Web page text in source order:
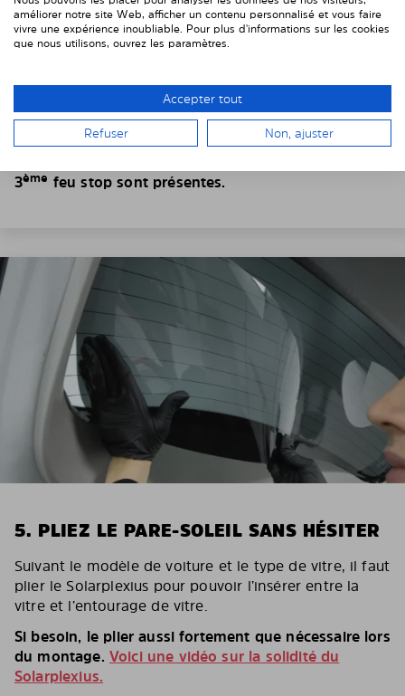
4. PLACER LE PARE-SOLEIL
garniture de vitre (qui est en plastique, joint ou tôle
suivant votre voiture).
Sur certains véhicules, des découpes pour les
3ème feu stop sont présentes.
5. PLIEZ LE PARE-SOLEIL SANS HÉSITER
Suivant le modèle de voiture et le type de vitre, il faut
plier le Solarplexius pour pouvoir l’insérer entre la
vitre et l’entourage de vitre.
Si besoin, le plier aussi fortement que nécessaire lors
du montage. Voici une vidéo sur la solidité du
Solarplexius.
améliorer notre site Web, afficher un contenu personnalisé et vous faire
vivre une expérience inoubliable. Pour plus d'informations sur les cookies
que nous utilisons, ouvrez les paramètres.
Accepter tout
Refuser Non, ajuster